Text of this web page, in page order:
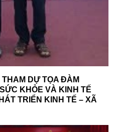
DỰ TỌA ĐÀM
KHỎE VÀ KINH TẾ
TRIỂN KINH TẾ – XÃ